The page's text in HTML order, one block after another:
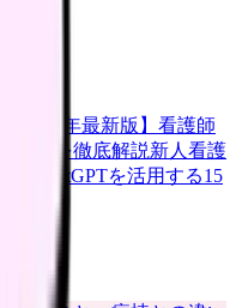
2026年最新版】 看護師
情報を徹底解説新人看護
師がChatGPTを活用する15